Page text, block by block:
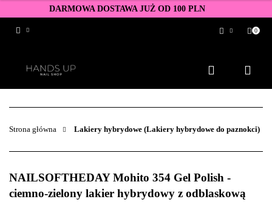
DARMOWA DOSTAWA JUŻ OD 100 PLN
Zarejestruj się
Dodaj zgłoszenie
Zgody cookies
0
Strona główna Lakiery hybrydowe (Lakiery hybrydowe do paznokci)
NAILSOFTHEDAY Mohito 354 Gel Polish -
ciemno-zielony lakier hybrydowy z odblaskową